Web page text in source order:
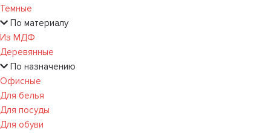
Темные
По материалу
Из МДФ
Деревянные
По назначению
Офисные
Для белья
Для посуды
Для обуви